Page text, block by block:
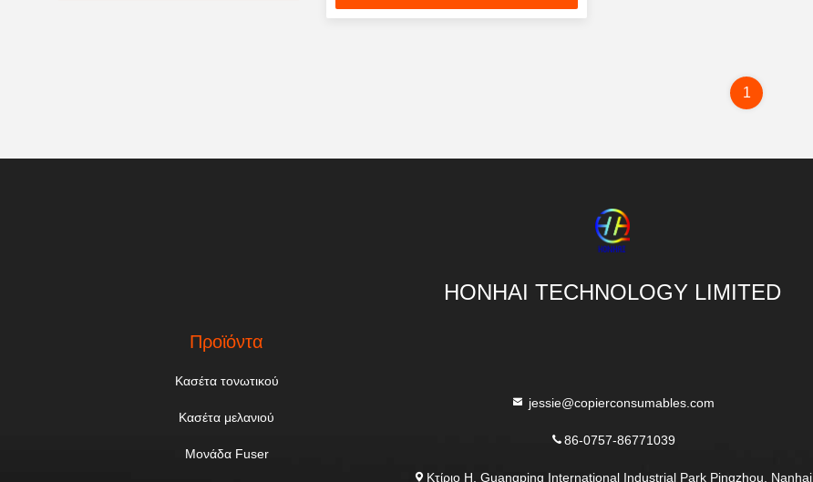
1
HONHAI TECHNOLOGY LIMITED
Προϊόντα
Κασέτα τονωτικού
Κασέτα μελανιού
Μονάδα Fuser
jessie@copierconsumables.com
86-0757-86771039
Κτίριο H, Guangping International Industrial Park Pingzhou, Nanhai